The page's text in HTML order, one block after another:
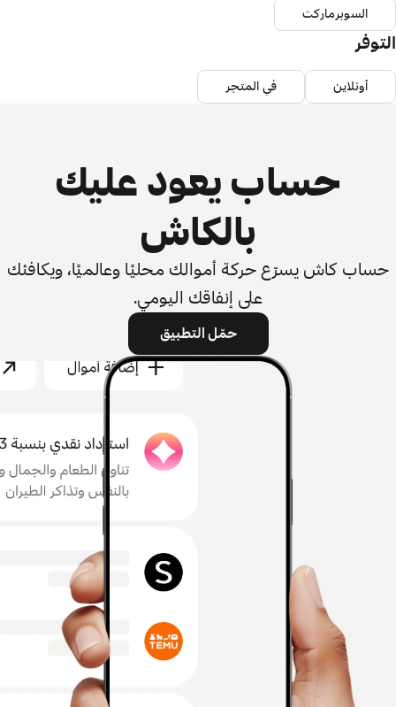
السوبرماركت
التوفر
أونلاين في المتجر
حساب يعود عليك
بالكاش
حساب كاش يسرّع حركة أموالك محليًا وعالميًا، ويكافئك
على إنفاقك اليومي.
حمّل التطبيق